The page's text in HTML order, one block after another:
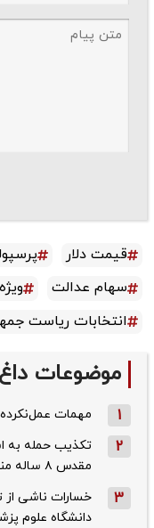
قیمت دلار
سهام عدالت
ویژه
انتخابات ریاست جمهوری
موضوعات داغ
1 مهمات
2
تکذیب حمله به
مقدس ۸ ساله منفجر شد
3
خسارات ناشی از
دانشگاه علوم